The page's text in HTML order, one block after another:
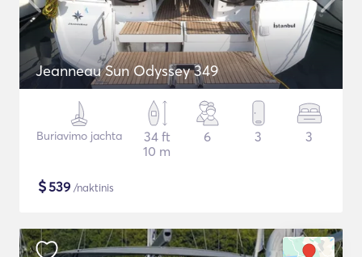
Jeanneau Sun Odyssey 349
Buriavimo jachta
34 ft
10 m
6 3 3
$539 /naktinis